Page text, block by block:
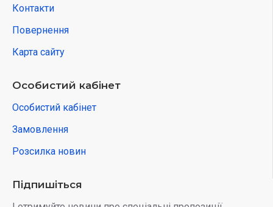
Контакти
Повернення
Карта сайту
Особистий кабінет
Особистий кабінет
Замовлення
Розсилка новин
Підпишіться